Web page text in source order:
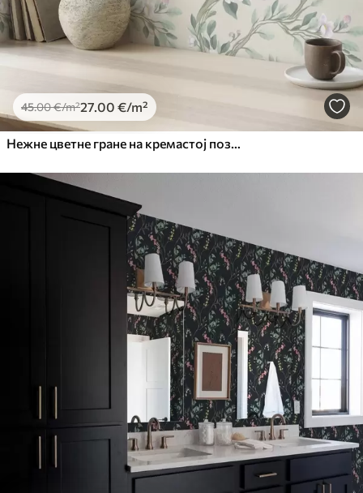
45.00€/m²27.00 €/m²
Нежне цветне гране на кремастој позадини, пастелне боје